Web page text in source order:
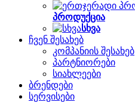
პროდუქცია
სხვა
ჩვენ შესახებ
კომპანიის შესახებ
პარტნიორები
სიახლეები
ბრენდები
სერვისები